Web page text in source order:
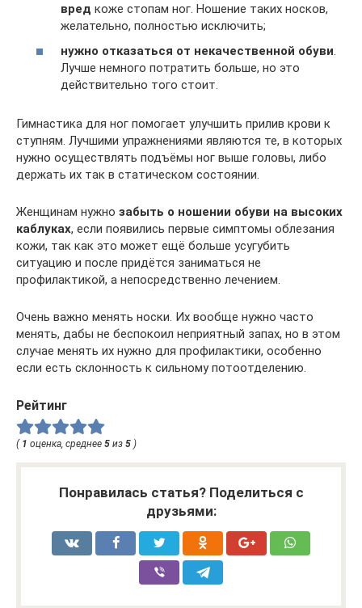
вред коже стопам ног. Ношение таких носков,
желательно, полностью исключить;
нужно отказаться от некачественной обуви.
Лучше немного потратить больше, но это
действительно того стоит.
Гимнастика для ног помогает улучшить прилив крови к
ступням. Лучшими упражнениями являются те, в которых
нужно осуществлять подъёмы ног выше головы, либо
держать их так в статическом состоянии.
Женщинам нужно забыть о ношении обуви на высоких
каблуках, если появились первые симптомы облезания
кожи, так как это может ещё больше усугубить
ситуацию и после придётся заниматься не
профилактикой, а непосредственно лечением.
Очень важно менять носки. Их вообще нужно часто
менять, дабы не беспокоил неприятный запах, но в этом
случае менять их нужно для профилактики, особенно
если есть склонность к сильному потоотделению.
Рейтинг
( 1 оценка, среднее 5 из 5 )
Понравилась статья? Поделиться с
друзьями: